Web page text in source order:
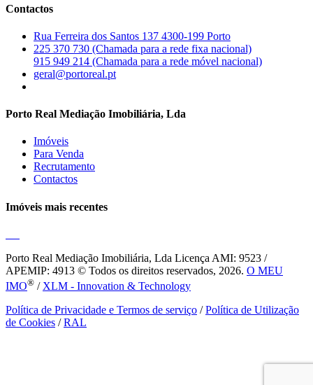
Contactos
Rua Ferreira dos Santos 137 4300-199 Porto
225 370 730 (Chamada para a rede fixa nacional)
915 949 214 (Chamada para a rede móvel nacional)
geral@portoreal.pt
Porto Real Mediação Imobiliária, Lda
Imóveis
Para Venda
Recrutamento
Contactos
Imóveis mais recentes
Porto Real Mediação Imobiliária, Lda Licença AMI: 9523 /
APEMIP: 4913 © Todos os direitos reservados, 2026. O MEU
IMO® / XLM - Innovation & Technology
Política de Privacidade e Termos de serviço /Política de Utilização
de Cookies /RAL